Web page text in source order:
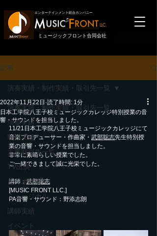
エンターテインメント総合カンパニー
LLC.
ミュージックフロント合同会社
記事
演奏実績・制作実績・取引先一覧
演奏実績
制作実績
主要取引先一覧
TV出演
ラジオ出演
ミュージカル
講師実績
イベント
演奏実績・制作実績・取引先一覧
日本工学院八王子校ミュージックカレッジ特別授業の音
響・サウンドを担当しました。
2022年11月22日 読了時間: 1分
11/21日本工学院八王子校ミュージックカレッジにて
音楽プロデューサー・作曲家・ 武部聡志先生特別授
業の音響・サウンドを担当しました。
非常に素晴らしい授業でした。
ご一緒できまして誠に光栄でした。
講師：武部聡志
[MUSIC FRONT LLC.]
PA音響・サウンド：野添志朗